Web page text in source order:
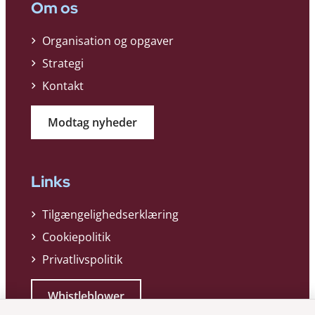
Om os
Organisation og opgaver
Strategi
Kontakt
Modtag nyheder
Links
Tilgængelighedserklæring
Cookiepolitik
Privatlivspolitik
Whistleblower